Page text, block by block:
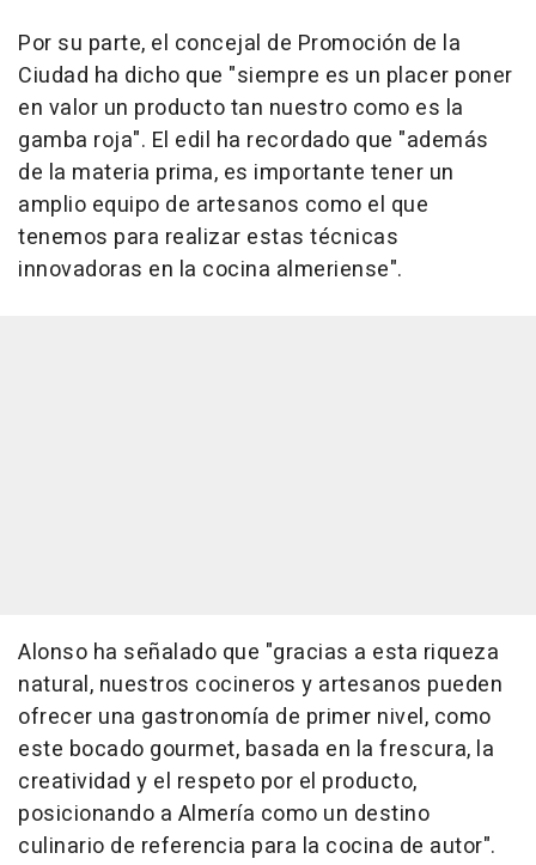
Por su parte, el concejal de Promoción de la
Ciudad ha dicho que "siempre es un placer poner
en valor un producto tan nuestro como es la
gamba roja". El edil ha recordado que "además
de la materia prima, es importante tener un
amplio equipo de artesanos como el que
tenemos para realizar estas técnicas
innovadoras en la cocina almeriense".
Alonso ha señalado que "gracias a esta riqueza
natural, nuestros cocineros y artesanos pueden
ofrecer una gastronomía de primer nivel, como
este bocado gourmet, basada en la frescura, la
creatividad y el respeto por el producto,
posicionando a Almería como un destino
culinario de referencia para la cocina de autor".